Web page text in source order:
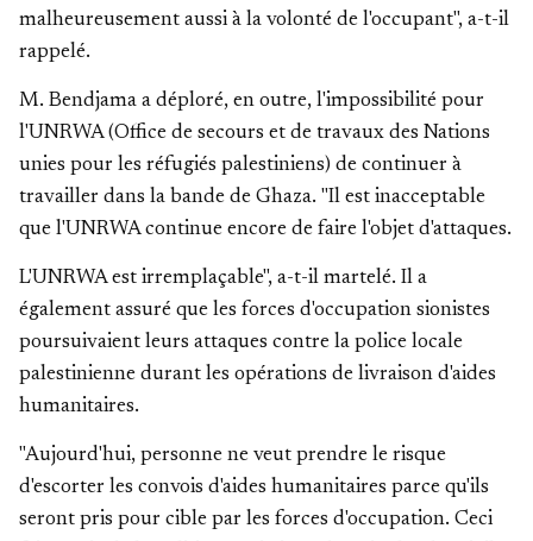
malheureusement aussi à la volonté de l'occupant", a-t-il
rappelé.
M. Bendjama a déploré, en outre, l'impossibilité pour
l'UNRWA (Office de secours et de travaux des Nations
unies pour les réfugiés palestiniens) de continuer à
travailler dans la bande de Ghaza. "Il est inacceptable
que l'UNRWA continue encore de faire l'objet d'attaques.
L'UNRWA est irremplaçable", a-t-il martelé. Il a
également assuré que les forces d'occupation sionistes
poursuivaient leurs attaques contre la police locale
palestinienne durant les opérations de livraison d'aides
humanitaires.
"Aujourd'hui, personne ne veut prendre le risque
d'escorter les convois d'aides humanitaires parce qu'ils
seront pris pour cible par les forces d'occupation. Ceci